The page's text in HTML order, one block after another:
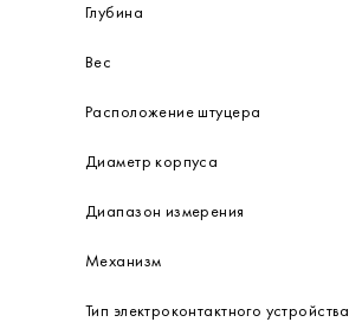
Глубина
Вес
Расположение штуцера
Диаметр корпуса
Диапазон измерения
Механизм
Тип электроконтактного устройства